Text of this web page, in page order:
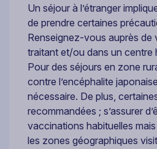
Un séjour à l’étranger
de prendre certaines
Renseignez-vous auprès de
traitant et/ou dans un centre
Pour des séjours en zone
contre l’encéphalite
nécessaire. De plus,
recommandées ; s’assurer
vaccinations habituelles
les zones géographiques